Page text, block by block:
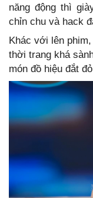
năng động thì
chỉn chu và hack
Khác với lên
thời trang khá
món đồ hiệu đắt